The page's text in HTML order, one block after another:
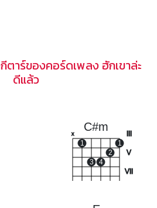
ตาร์ของคอร์ดเพลง ฮักเขาล่ะ
ดีแล้ว
C#m
V
VII
x
1
3 4
2
1